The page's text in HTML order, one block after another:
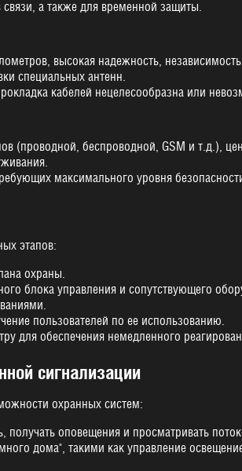
а также для временной защиты.
высокая надежность,
специальных антенн.
кабелей нецелесообразна или
(проводной, беспроводной, GSM и т.д.),
максимального уровня
этапов:
охраны.
блока управления и сопутствующего
пользователей по ее использованию.
для обеспечения немедленного
сигнализации
охранных систем:
оповещения и просматривать
дома", такими как управление